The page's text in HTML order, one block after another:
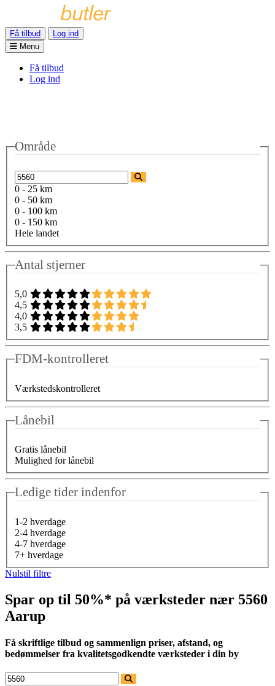
Få tilbud
Log ind
Menu
Få tilbud
Log ind
Område
0 - 25 km
0 - 50 km
0 - 100 km
0 - 150 km
Hele landet
Antal stjerner
5,0
4,5
4,0
3,5
FDM-kontrolleret
Værkstedskontrolleret
Lånebil
Gratis lånebil
Mulighed for lånebil
Ledige tider indenfor
1-2 hverdage
2-4 hverdage
4-7 hverdage
7+ hverdage
Nulstil filtre
Spar op til 50%* på værksteder nær 5560
Aarup
Få skriftlige tilbud og sammenlign priser, afstand, og
bedømmelser fra kvalitetsgodkendte værksteder i din by